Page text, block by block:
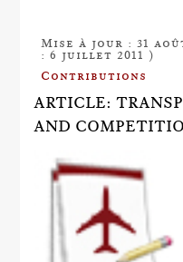
Mise à jour : 31
: 6 juillet 2011 )
Contributions
ARTICLE:
AND